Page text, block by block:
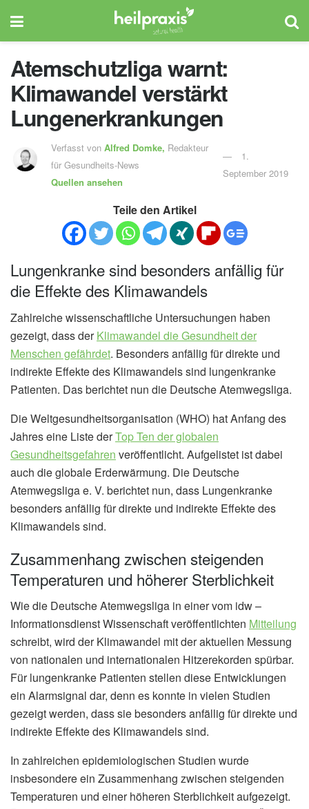
Atemschutzliga warnt:
Klimawandel verstärkt
Lungenerkrankungen
Verfasst vonAlfred Domke, Redakteur
für Gesundheits-News
Quellen ansehen
1.
September 2019
Teile den Artikel
Lungenkranke sind besonders anfällig für
die Effekte des Klimawandels
Zahlreiche wissenschaftliche Untersuchungen haben
gezeigt, dass derKlimawandel die Gesundheit der
Menschen gefährdet. Besonders anfällig für direkte und
indirekte Effekte des Klimawandels sind lungenkranke
Patienten. Das berichtet nun die Deutsche Atemwegsliga.
Die Weltgesundheitsorganisation (WHO) hat Anfang des
Jahres eine Liste derTop Ten der globalen
Gesundheitsgefahren veröffentlicht. Aufgelistet ist dabei
auch die globale Erderwärmung. Die Deutsche
Atemwegsliga e. V. berichtet nun, dass Lungenkranke
besonders anfällig für direkte und indirekte Effekte des
Klimawandels sind.
Zusammenhang zwischen steigenden
Temperaturen und höherer Sterblichkeit
Wie die Deutsche Atemwegsliga in einer vom idw –
Informationsdienst Wissenschaft veröffentlichten Mitteilung
schreibt, wird der Klimawandel mit der aktuellen Messung
von nationalen und internationalen Hitzerekorden spürbar.
Für lungenkranke Patienten stellen diese Entwicklungen
ein Alarmsignal dar, denn es konnte in vielen Studien
gezeigt werden, dass sie besonders anfällig für direkte und
indirekte Effekte des Klimawandels sind.
In zahlreichen epidemiologischen Studien wurde
insbesondere ein Zusammenhang zwischen steigenden
Temperaturen und einer höheren Sterblichkeit aufgezeigt.